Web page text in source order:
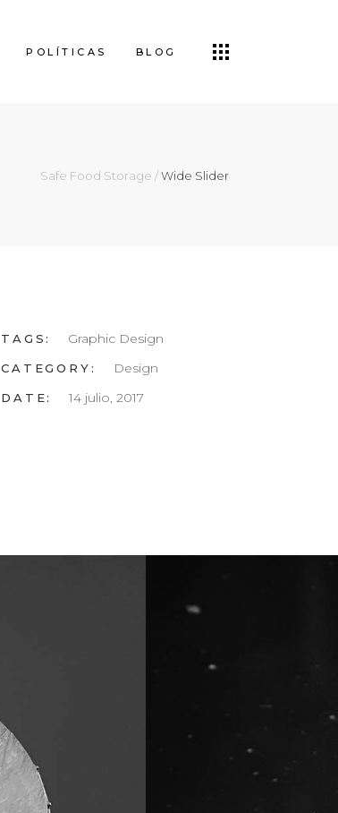
POLÍTICAS BLOG
Safe Food Storage /Wide Slider
TAGS: Graphic Design
CATEGORY: Design
DATE: 14 julio, 2017